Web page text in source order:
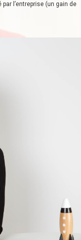
l’entreprise (un gain de